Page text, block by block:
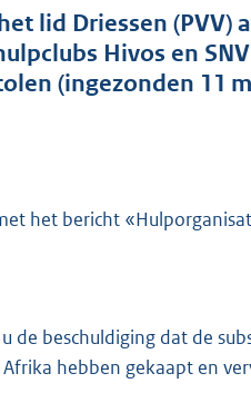
t
a
n
o
e
:
lid Driessen (PVV)
Hivos en
(ingezonden 11
het bericht
de beschuldiging dat de
hebben gekaapt en